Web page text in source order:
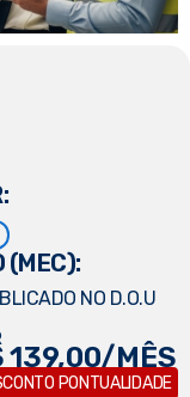
(MEC):
NO D.O.U
139,00/MÊS
PONTUALIDADE